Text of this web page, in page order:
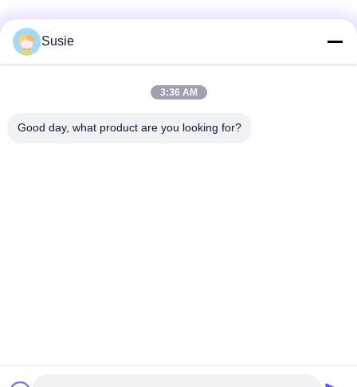
Δωμάτιο 1101, κτίριο 5, Gaosheng Times Square, αριθ. 789
δικαιώματα © 2025-2026 Beautylens Technology Co., Ltd. .
Susie
3:36 AM
Good day, what product are you looking for?